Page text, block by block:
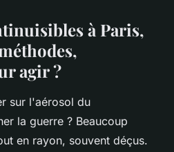
à Paris,
agir ?
sur l'aérosol du
la guerre ? Beaucoup
en rayon, souvent déçus.